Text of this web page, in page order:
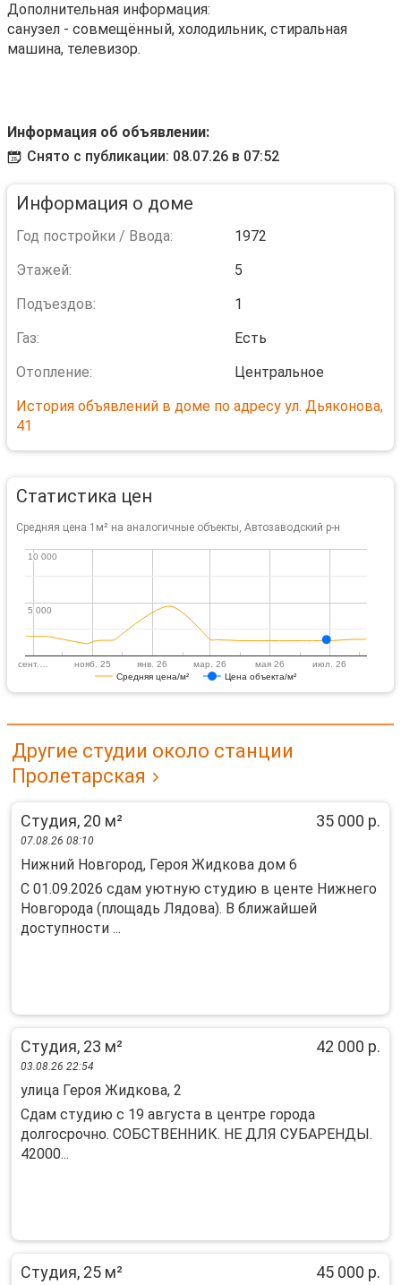
Дополнительная информация:
санузел - совмещённый, холодильник, стиральная
машина, телевизор.
Информация об объявлении:
Снято с публикации: 08.07.26 в 07:52
Информация о доме
Год постройки / Ввода:
1972
Этажей:
5
Подъездов:
1
Газ:
Есть
Отопление:
Центральное
История объявлений в доме по адресу ул. Дьяконова,
41
Статистика цен
Средняя цена 1м² на аналогичные объекты, Автозаводский р-н
Средняя цена/м² Цена объекта/м²
сент.… нояб. 25 янв. 26 мар. 26 мая 26 июл. 26
5 000
5 000
10 000
10 000
Другие студии около станции
Пролетарская
Студия, 20 м² 35 000 р.
07.08.26 08:10
Нижний Новгород, Героя Жидкова дом 6
С 01.09.2026 сдам уютную студию в центе Нижнего
Новгорода (площадь Лядова). В ближайшей
доступности ...
Студия, 23 м² 42 000 р.
03.08.26 22:54
улица Героя Жидкова, 2
Сдам студию с 19 августа в центре города
долгосрочно. СОБСТВЕННИК. НЕ ДЛЯ СУБАРЕНДЫ.
42000...
Студия, 25 м² 45 000 р.